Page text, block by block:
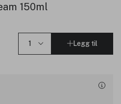
150ml
Legg til